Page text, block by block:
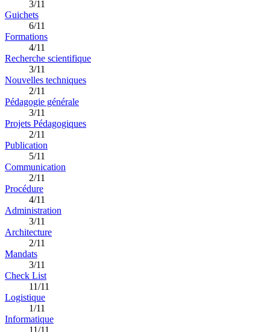
3/11
Guichets
6/11
Formations
4/11
Recherche scientifique
3/11
Nouvelles techniques
2/11
Pédagogie générale
3/11
Projets Pédagogiques
2/11
Publication
5/11
Communication
2/11
Procédure
4/11
Administration
3/11
Architecture
2/11
Mandats
3/11
Check List
11/11
Logistique
1/11
Informatique